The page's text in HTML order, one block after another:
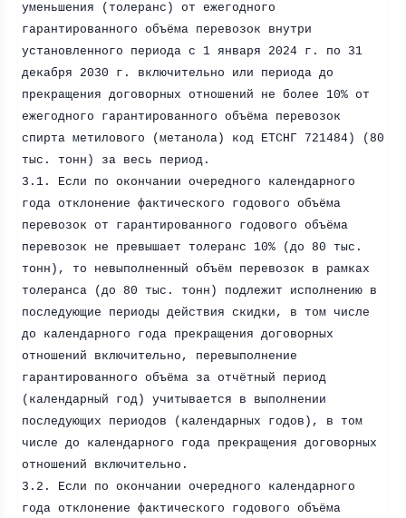
уменьшения (толеранс) от ежегодного
гарантированного объёма перевозок внутри
установленного периода с 1 января 2024 г . по 31
декабря 2030 г . включительно или периода до
прекращения договорных отношений не более 10% от
ежегодного гарантированного объёма перевозок
спирта метилового (метанола) код ЕТСНГ 721484) (80
тыс. тонн) за весь период.
3.1. Если по окончании очередного календарного
года отклонение фактического годового объёма
перевозок от гарантированного годового объёма
перевозок не превышает толеранс 10% (до 80 тыс.
тонн), то невыполненный объём перевозок в рамках
толеранса (до 80 тыс. тонн) подлежит исполнению в
последующие периоды действия скидки, в том числе
до календарного года прекращения договорных
отношений включительно, перевыполнение
гарантированного объёма за отчётный период
(календарный год) учитывается в выполнении
последующих периодов (календарных годов), в том
числе до календарного года прекращения договорных
отношений включительно.
3.2. Если по окончании очередного календарного
года отклонение фактического годового объёма